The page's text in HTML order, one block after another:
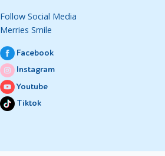
Follow Social Media
Merries Smile
Facebook
Instagram
Youtube
Tiktok